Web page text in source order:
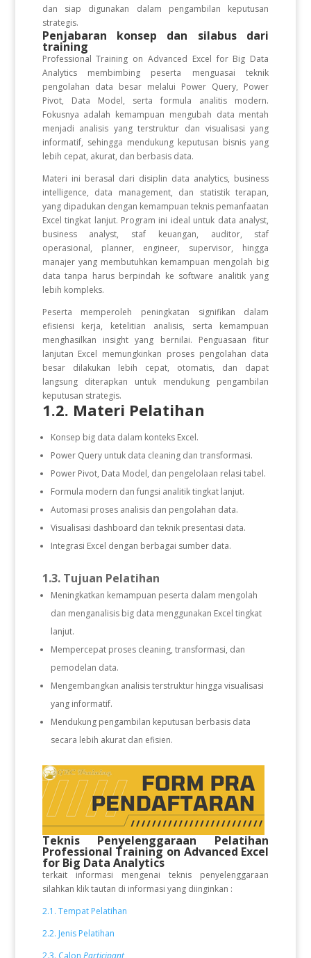
dan siap digunakan dalam pengambilan keputusan
strategis.
Penjabaran konsep dan silabus dari
training
Professional Training on Advanced Excel for Big Data
Analytics membimbing peserta menguasai teknik
pengolahan data besar melalui Power Query, Power
Pivot, Data Model, serta formula analitis modern.
Fokusnya adalah kemampuan mengubah data mentah
menjadi analisis yang terstruktur dan visualisasi yang
informatif, sehingga mendukung keputusan bisnis yang
lebih cepat, akurat, dan berbasis data.
Materi ini berasal dari disiplin data analytics, business
intelligence, data management, dan statistik terapan,
yang dipadukan dengan kemampuan teknis pemanfaatan
Excel tingkat lanjut. Program ini ideal untuk data analyst,
business analyst, staf keuangan, auditor, staf
operasional, planner, engineer, supervisor, hingga
manajer yang membutuhkan kemampuan mengolah big
data tanpa harus berpindah ke software analitik yang
lebih kompleks.
Peserta memperoleh peningkatan signifikan dalam
efisiensi kerja, ketelitian analisis, serta kemampuan
menghasilkan insight yang bernilai. Penguasaan fitur
lanjutan Excel memungkinkan proses pengolahan data
besar dilakukan lebih cepat, otomatis, dan dapat
langsung diterapkan untuk mendukung pengambilan
keputusan strategis.
1.2. Materi Pelatihan
Konsep big data dalam konteks Excel.
Power Query untuk data cleaning dan transformasi.
Power Pivot, Data Model, dan pengelolaan relasi tabel.
Formula modern dan fungsi analitik tingkat lanjut.
Automasi proses analisis dan pengolahan data.
Visualisasi dashboard dan teknik presentasi data.
Integrasi Excel dengan berbagai sumber data.
1.3. Tujuan Pelatihan
Meningkatkan kemampuan peserta dalam mengolah
dan menganalisis big data menggunakan Excel tingkat
lanjut.
Mempercepat proses cleaning, transformasi, dan
pemodelan data.
Mengembangkan analisis terstruktur hingga visualisasi
yang informatif.
Mendukung pengambilan keputusan berbasis data
secara lebih akurat dan efisien.
Teknis Penyelenggaraan Pelatihan
Professional Training on Advanced Excel
for Big Data Analytics
terkait informasi mengenai teknis penyelenggaraan
silahkan klik tautan di informasi yang diinginkan :
2.1. Tempat Pelatihan
2.2. Jenis Pelatihan
2.3. Calon Participant